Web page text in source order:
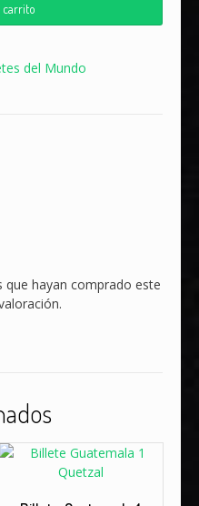
carrito
del Mundo
hayan comprado este